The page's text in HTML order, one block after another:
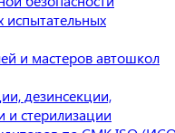
испытательных
и мастеров автошкол
дезинсекции,
и стерилизации